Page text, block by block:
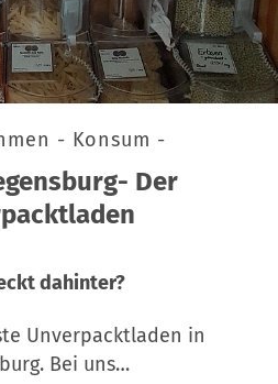
- Konsum -
Der
dahinter?
Unverpacktladen in
Bei uns…